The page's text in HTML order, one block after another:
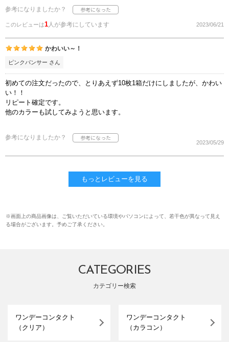
参考になりましたか？
このレビューは1人が参考にしています 2023/06/21
かわいい～！
ピンクパンサー さん
初めての注文だったので、とりあえず10枚1箱だけにしましたが、かわい
い！！
リピート確定です。
他のカラーも試してみようと思います。
参考になりましたか？
2023/05/29
もっとレビューを見る
※画面上の商品画像は、ご覧いただいている環境やパソコンによって、若干色が異なって見え
る場合がございます。予めご了承ください。
CATEGORIES
カテゴリー検索
ワンデーコンタクト
（クリア）
ワンデーコンタクト
（カラコン）